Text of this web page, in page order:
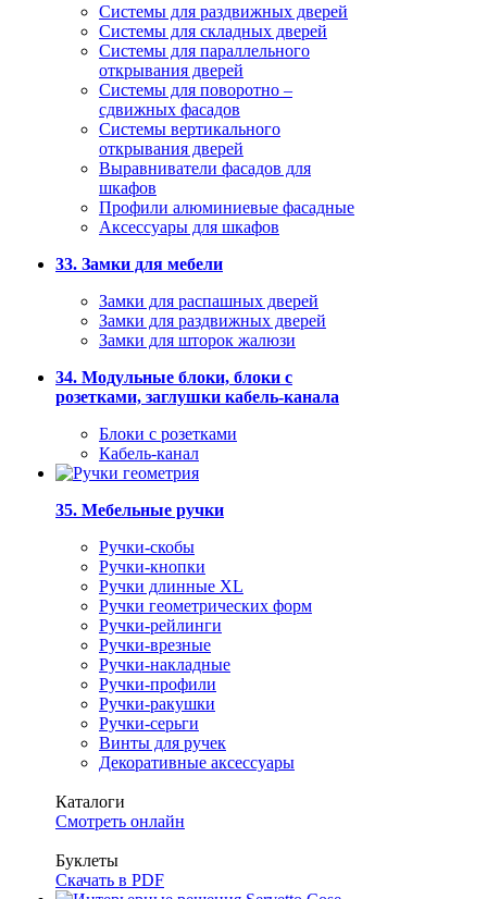
Системы для раздвижных дверей
Системы для складных дверей
Системы для параллельного
открывания дверей
Системы для поворотно –
сдвижных фасадов
Системы вертикального
открывания дверей
Выравниватели фасадов для
шкафов
Профили алюминиевые фасадные
Аксессуары для шкафов
33. Замки для мебели
Замки для распашных дверей
Замки для раздвижных дверей
Замки для шторок жалюзи
34. Модульные блоки, блоки с
розетками, заглушки кабель-канала
Блоки с розетками
Кабель-канал
35. Мебельные ручки
Ручки-скобы
Ручки-кнопки
Ручки длинные XL
Ручки геометрических форм
Ручки-рейлинги
Ручки-врезные
Ручки-накладные
Ручки-профили
Ручки-ракушки
Ручки-серьги
Винты для ручек
Декоративные аксессуары
Каталоги
Смотреть онлайн
Буклеты
Скачать в PDF